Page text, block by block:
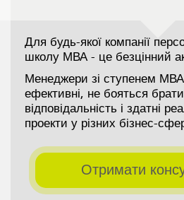
Для будь-якої компанії
школу МВА - це безцінний
Менеджери зі ступенем МВА
ефективні, не бояться
відповідальність і здатні
проекти у різних бізнес-
Отримати